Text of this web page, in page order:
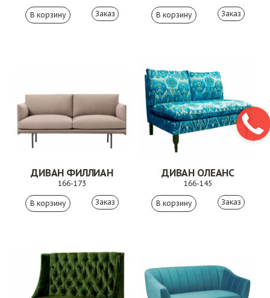
Заказ Заказ
ДИВАН ФИЛЛИАН
166-173
Заказ
ДИВАН ОЛЕАНС
166-145
Заказ